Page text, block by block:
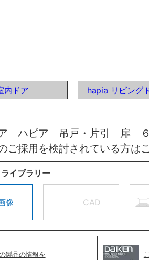
内ドア
hapia リビング
ア ハピア 吊戸・片引 扉
ご採用を検討されている方は
イブラリー
像 CAD
製品の情報を